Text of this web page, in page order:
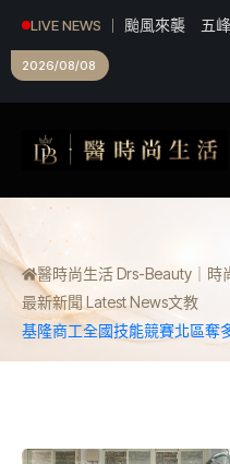
LIVE NEWS
颱風來襲 五
2026/08/08
醫時尚生活 Drs-Beauty｜
最新新聞 Latest News文教
基隆商工全國技能競賽北區